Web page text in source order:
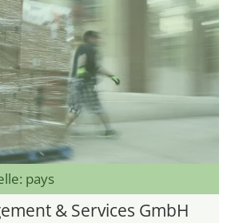
pays
& Services GmbH